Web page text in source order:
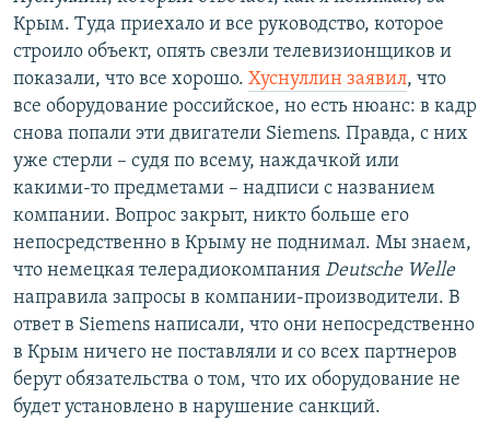
а
й
д
й
д
Крым. Туда приехало и все руководство, которое
строило объект, опять свезли телевизионщиков и
показали, что все хорошо. Хуснуллин заявил, что
все оборудование российское, но есть нюанс: в кадр
снова попали эти двигатели Siemens. Правда, с них
уже стерли – судя по всему, наждачкой или
какими-то предметами – надписи с названием
компании. Вопрос закрыт, никто больше его
непосредственно в Крыму не поднимал. Мы знаем,
что немецкая телерадиокомпания Deutsche Welle
направила запросы в компании-производители. В
ответ в Siemens написали, что они непосредственно
в Крым ничего не поставляли и со всех партнеров
берут обязательства о том, что их оборудование не
будет установлено в нарушение санкций.